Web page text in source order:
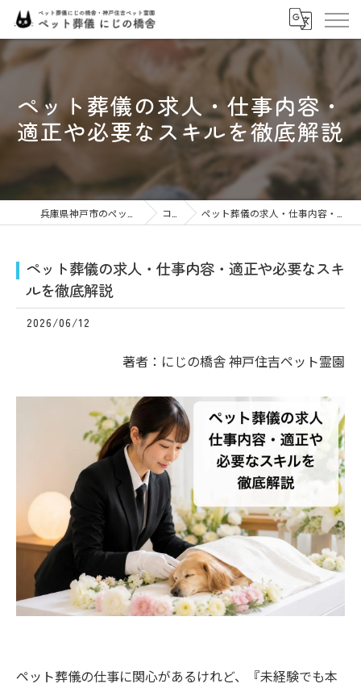
ペット葬儀の求人・仕事内容・
適正や必要なスキルを徹底解説
コラム ペット葬儀の求人・仕事内容・適正や必要なスキルを徹底解説
ペット葬儀の求人・仕事内容・適正や必要なスキ
ルを徹底解説
2026/06/12
著者：にじの橋舎 神戸住吉ペット霊園
ペット葬儀の仕事に関心があるけれど、『未経験でも本